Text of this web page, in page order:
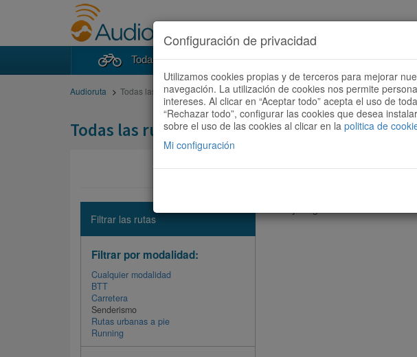
Todas las rutas Buscador de rutas
Audioruta Todas las rutas
Todas las rutas
Filtrar las rutas
Filtrar por modalidad:
Cualquier modalidad
BTT
Carretera
Senderismo
Rutas urbanas a pie
Running
Configuración de privacidad
Utilizamos cookies propias y de terceros para mejorar
navegación. La utilización de cookies nos permite
intereses. Al clicar en “Aceptar todo” acepta el uso de
“Rechazar todo”, configurar las cookies que desea
sobre el uso de las cookies al clicar en la politica de
Mi configuración